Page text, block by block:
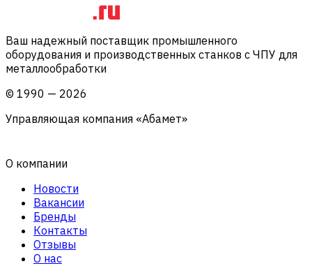
Ваш надежный поставщик промышленного
оборудования и производственных станков с ЧПУ для
металлообработки
© 1990 — 2026
Управляющая компания «Абамет»
О компании
Новости
Вакансии
Бренды
Контакты
Отзывы
О нас